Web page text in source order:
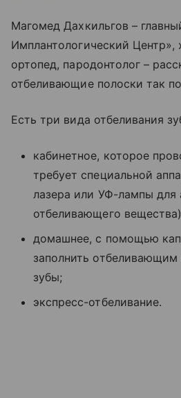
Магомед Дахкильгов –
Имплантологический Центр»,
ортопед, пародонтолог –
отбеливающие полоски так
Есть три вида отбеливания
кабинетное, которое
требует специальной
лазера или УФ-лампы для
отбеливающего
домашнее, с помощью
заполнить отбеливающим
зубы;
экспресс-отбеливание.